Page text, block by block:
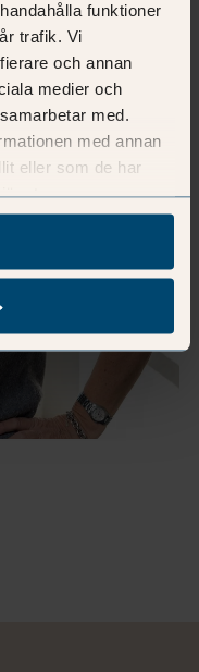
funktioner
trafik. Vi
och annan
medier och
med.
med annan
eller som de har